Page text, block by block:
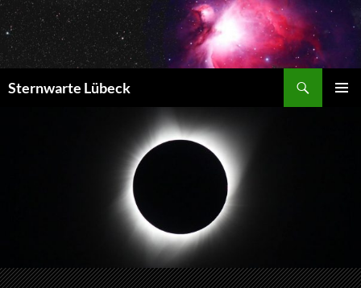
Zum
Inhalt
springen
Sternwarte Lübeck